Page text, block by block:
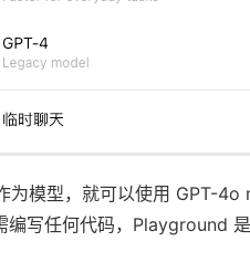
模型，就可以使用 GPT-4o
写任何代码，Playground